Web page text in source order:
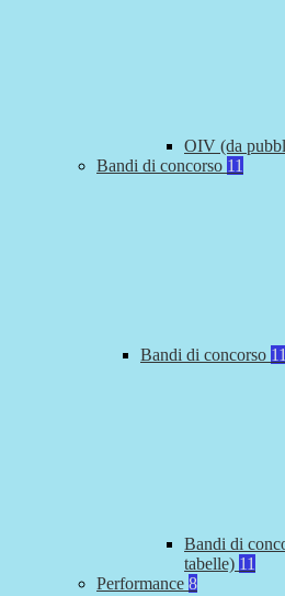
OIV (da
Bandi di concorso 11
Bandi di concorso 11
Bandi di
tabelle) 11
Performance 8